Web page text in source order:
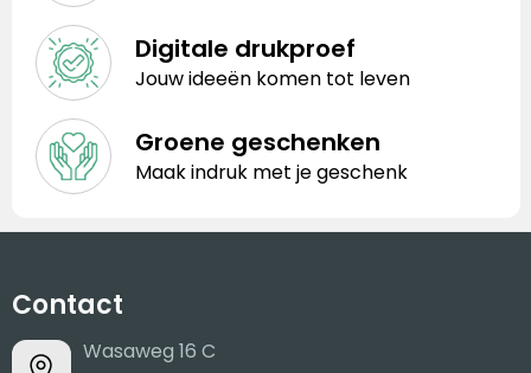
Digitale drukproef
Jouw ideeën komen tot leven
Groene geschenken
Maak indruk met je geschenk
Contact
Wasaweg 16 C